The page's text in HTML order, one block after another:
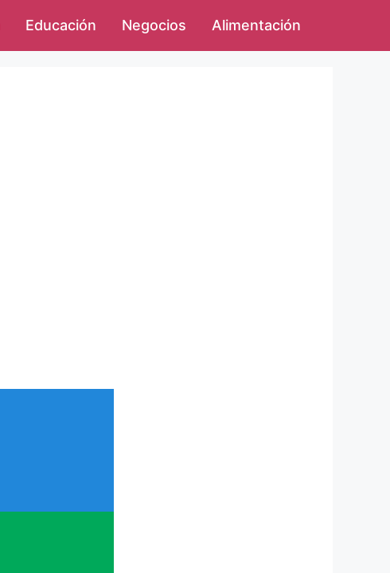
Educación Negocios Alimentación